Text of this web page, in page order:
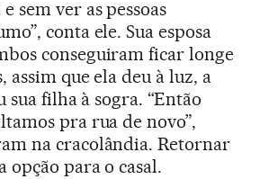
sem ver as pessoas
conta ele. Sua esposa
conseguiram ficar longe
assim que ela deu à luz, a
sua filha à sogra. “Então
pra rua de novo”,
na cracolândia. Retornar
opção para o casal.